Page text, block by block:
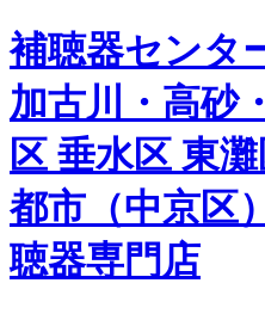
補聴器セン
加古川・高砂
区 垂水区 東
都市（中京
聴器専門店